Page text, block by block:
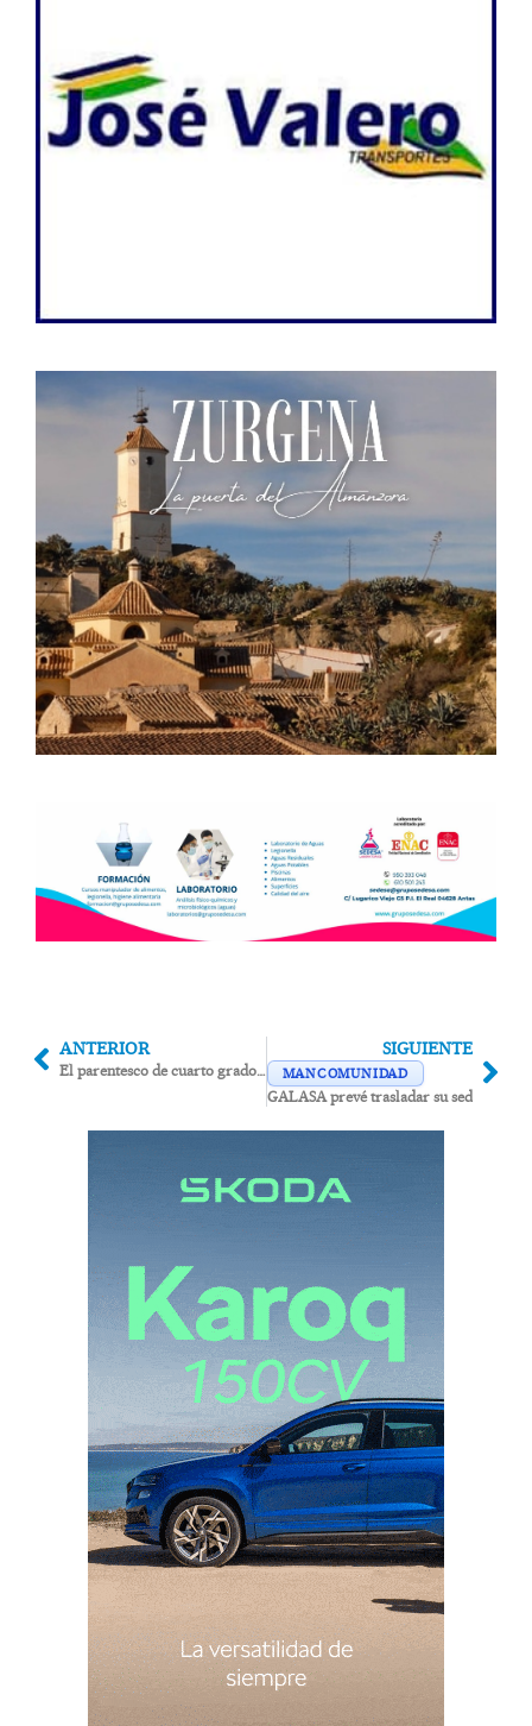
ANTERIOR
El parentesco de cuarto grado excluye a la tía abuela del niño asesinado en Garrucha como acusación
SIGUIENTE
MANCOMUNIDAD
GALASA prevé trasladar su sede de